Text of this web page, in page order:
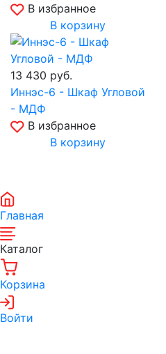
В избранное
В корзину
13 430 руб.
Иннэс-6 - Шкаф Угловой
- МДФ
В избранное
В корзину
Главная
Каталог
Корзина
Войти